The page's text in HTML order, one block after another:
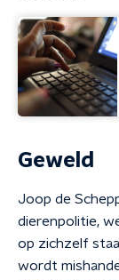
Geweld
Joop de
dierenpolitie,
op zichzelf
wordt